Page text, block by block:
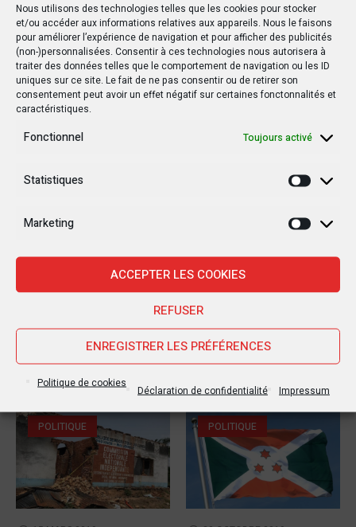
Nous utilisons des technologies telles que les cookies pour stocker
et/ou accéder aux informations relatives aux appareils. Nous le faisons
pour améliorer l’expérience de navigation et pour afficher des publicités
(non-)personnalisées. Consentir à ces technologies nous autorisera à
traiter des données telles que le comportement de navigation ou les ID
uniques sur ce site. Le fait de ne pas consentir ou de retirer son
consentement peut avoir un effet négatif sur certaines fonctonnalités et
caractéristiques.
Fonctionnel Toujours activé
Statistiques
Marketing
ACCEPTER LES COOKIES
REFUSER
ENREGISTRER LES PRÉFÉRENCES
Politique de cookies
Déclaration de confidentialité Impressum
Étiquettes : Devos Kitoko
Dieudonné Bolengetenge
ECIDE
Ensemble pour la République
Envol
Gentiny Ngobila Mbaka
LGD RDC UDPS
Christian Mwando finance la réhabilitation de
Tanganyika
SUIVANT POSTE
Le volcan Nyamulagira est entré en éruption
Autres postes
POLITIQUE POLITIQUE